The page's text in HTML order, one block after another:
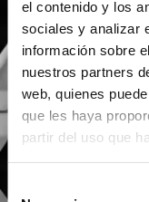
el contenido y los
sociales y analizar
información sobre
nuestros partners
web, quienes
que les haya
partir del uso que